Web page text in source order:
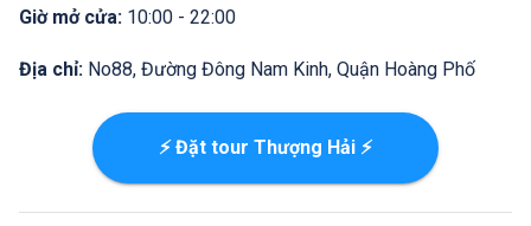
Giờ mở cửa: 10:00 - 22:00
Địa chỉ: No88, Đường Đông Nam Kinh, Quận Hoàng Phố
⚡ Đặt tour Thượng Hải ⚡